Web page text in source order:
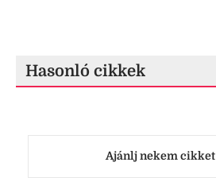
Hasonló cikkek
Ajánlj nekem cikket